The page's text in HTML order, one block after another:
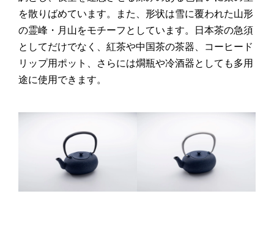
を散りばめています。また、形状は雪に覆われた山形
の霊峰・月山をモチーフとしています。日本茶の急須
としてだけでなく、紅茶や中国茶の茶器、コーヒード
リップ用ポット、さらには燗瓶や冷酒器としても多用
途に使用できます。